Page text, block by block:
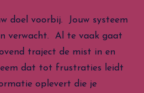
doel voorbij. Jouw systeem
verwacht. Al te vaak gaat
traject de mist in en
dat tot frustraties leidt
oplevert die je